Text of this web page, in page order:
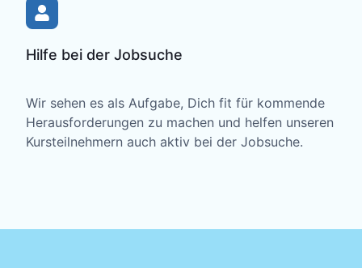
Hilfe bei der Jobsuche
Wir sehen es als Aufgabe, Dich fit für kommende
Herausforderungen zu machen und helfen unseren
Kursteilnehmern auch aktiv bei der Jobsuche.